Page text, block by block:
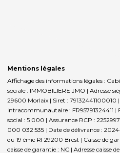
Mentions légales
Affichage des informations légales :
sociale : IMMOBILIERE JMO | Adresse
29600 Morlaix | Siret : 79132441100010
Intracommunautaire : FR95791324411
social : 5 000 | Assurance RCP :
000 032 535 | Date de délivrance :
du 19 ème RI 29200 Brest | Caisse de
caisse de garantie : NC | Adresse caisse